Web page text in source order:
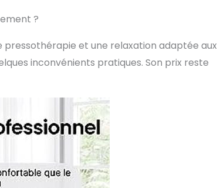
?
et une relaxation adaptée aux
inconvénients pratiques. Son prix reste